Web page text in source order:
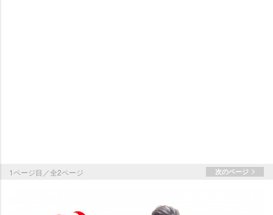
1ページ目／全2ページ 次のページ